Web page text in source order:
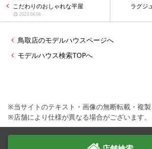
こだわりのおしゃれな平屋
2023.04.04
ラグジ
鳥取店のモデルハウスページへ
モデルハウス検索TOPへ
※当サイトのテキスト・画像の無断転載・複製
※店舗により仕様が異なる場合がございます。